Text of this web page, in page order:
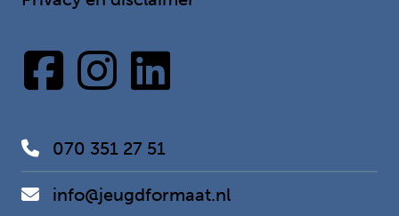
070 351 27 51
info@jeugdformaat.nl